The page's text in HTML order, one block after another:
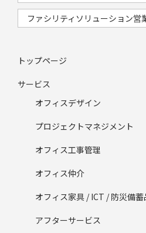
ファシリティソリューション営
トップページ
サービス
オフィスデザイン
プロジェクトマネジメント
オフィス工事管理
オフィス仲介
オフィス家具 / ICT / 防災備蓄
アフターサービス